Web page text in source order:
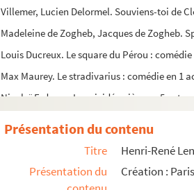
Villemer, Lucien Delormel. Souviens-toi de
Madeleine de Zogheb, Jacques de Zogheb.
Louis Ducreux. Le square du Pérou : comédie
Max Maurey. Le stradivarius : comédie en 1
Nicolaï Erdman. Le suicidé : pièce en 5
Fritz Hochwälder. Sur la terre comme au ciel
Présentation du contenu
Titre
Henri-René
Présentation du
Création :